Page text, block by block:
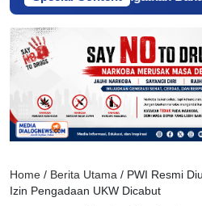
Home / Berita Utama / PWI Resmi
Izin Pengadaan UKW Dicabut